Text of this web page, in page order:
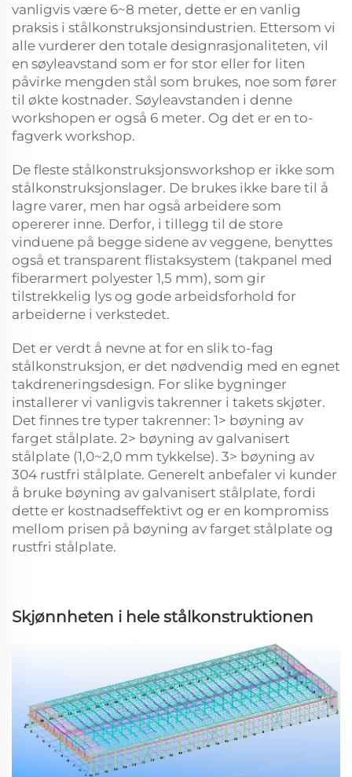
vanligvis være 6~8 meter, dette er en vanlig
praksis i stålkonstruksjonsindustrien. Ettersom vi
alle vurderer den totale designrasjonaliteten, vil
en søyleavstand som er for stor eller for liten
påvirke mengden stål som brukes, noe som fører
til økte kostnader. Søyleavstanden i denne
workshopen er også 6 meter. Og det er en to-
fagverk workshop.
De fleste stålkonstruksjonsworkshop er ikke som
stålkonstruksjonslager. De brukes ikke bare til å
lagre varer, men har også arbeidere som
opererer inne. Derfor, i tillegg til de store
vinduene på begge sidene av veggene, benyttes
også et transparent flistaksystem (takpanel med
fiberarmert polyester 1,5 mm), som gir
tilstrekkelig lys og gode arbeidsforhold for
arbeiderne i verkstedet.
Det er verdt å nevne at for en slik to-fag
stålkonstruksjon, er det nødvendig med en egnet
takdreneringsdesign. For slike bygninger
installerer vi vanligvis takrenner i takets skjøter.
Det finnes tre typer takrenner: 1> bøyning av
farget stålplate. 2> bøyning av galvanisert
stålplate (1,0~2,0 mm tykkelse). 3> bøyning av
304 rustfri stålplate. Generelt anbefaler vi kunder
å bruke bøyning av galvanisert stålplate, fordi
dette er kostnadseffektivt og er en kompromiss
mellom prisen på bøyning av farget stålplate og
rustfri stålplate.
Skjønnheten i hele stålkonstruktionen